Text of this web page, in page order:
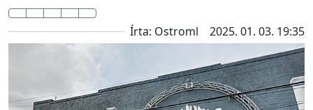
Írta: Ostroml 2025. 01. 03. 19:35